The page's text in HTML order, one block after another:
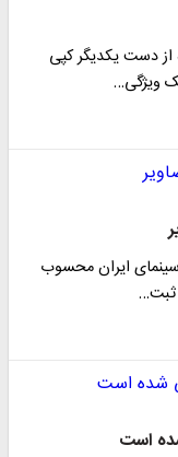
دست یکدیگر کپی
تاکنون پرکارترین بازیگر سال 97 سینمای ایران محسوب
است